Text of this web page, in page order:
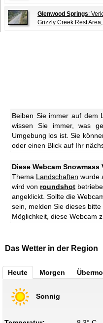
Glenwood Springs:
Grizzly Creek Rest Area
Beiben Sie immer auf dem
wissen Sie immer, was
Umgebung los ist. Sie
oder einen Blick auf Ihr
Diese Webcam
Thema Landschaften wurde
wird von roundshot
angeklickt. Sollte die
sein, melden Sie dieses bitte
Möglichkeit, diese Webcam
Das Wetter in der Region
Heute Morgen
Sonnig